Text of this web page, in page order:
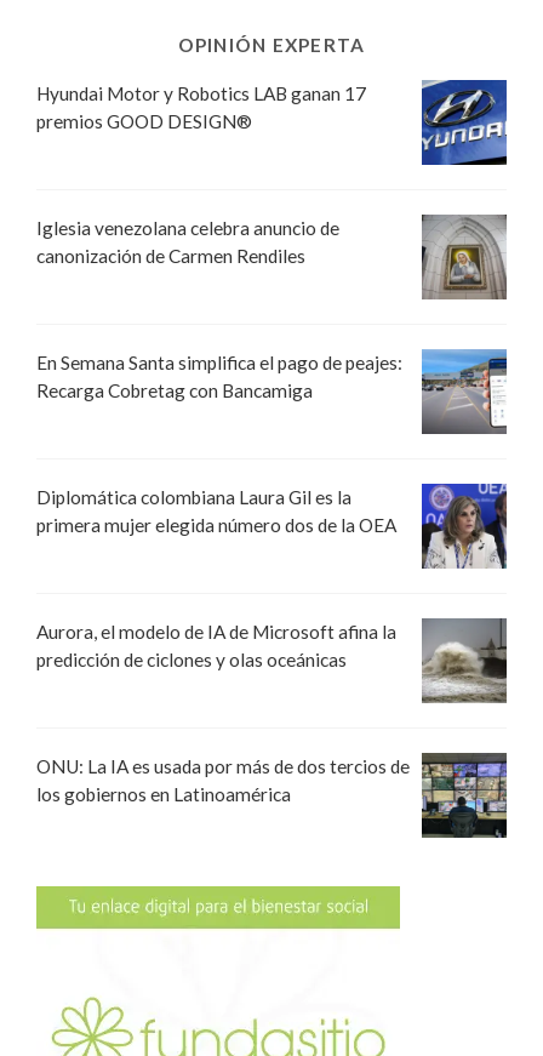
OPINIÓN EXPERTA
Hyundai Motor y Robotics LAB ganan 17
premios GOOD DESIGN®
Iglesia venezolana celebra anuncio de
canonización de Carmen Rendiles
En Semana Santa simplifica el pago de peajes:
Recarga Cobretag con Bancamiga
Diplomática colombiana Laura Gil es la
primera mujer elegida número dos de la OEA
Aurora, el modelo de IA de Microsoft afina la
predicción de ciclones y olas oceánicas
ONU: La IA es usada por más de dos tercios de
los gobiernos en Latinoamérica